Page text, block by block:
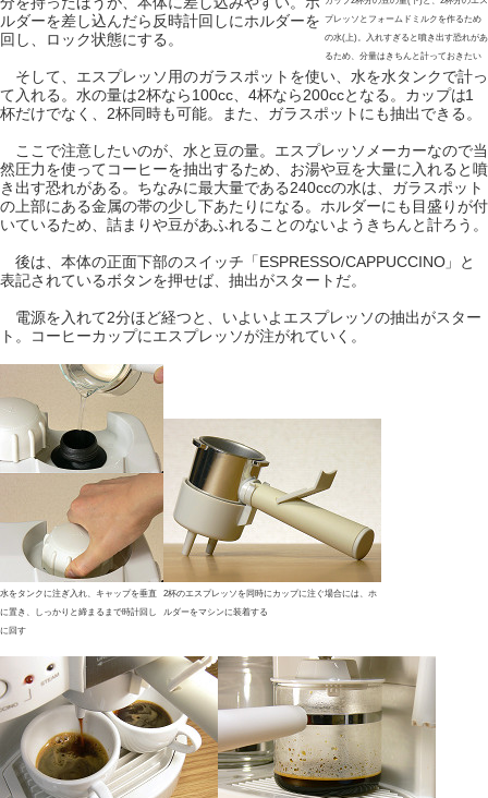
プレッソとフォームドミルクを作るため
の水(上)。入れすぎると噴き出す恐れがあ
るため、分量はきちんと計っておきたい
ルダーを差し込んだら反時計回しにホルダーを
回し、ロック状態にする。
そして、エスプレッソ用のガラスポットを使い、水を水タンクで計っ
て入れる。水の量は2杯なら100cc、4杯なら200ccとなる。カップは1
杯だけでなく、2杯同時も可能。また、ガラスポットにも抽出できる。
ここで注意したいのが、水と豆の量。エスプレッソメーカーなので当
然圧力を使ってコーヒーを抽出するため、お湯や豆を大量に入れると噴
き出す恐れがある。ちなみに最大量である240ccの水は、ガラスポット
の上部にある金属の帯の少し下あたりになる。ホルダーにも目盛りが付
いているため、詰まりや豆があふれることのないようきちんと計ろう。
後は、本体の正面下部のスイッチ「ESPRESSO/CAPPUCCINO」と
表記されているボタンを押せば、抽出がスタートだ。
電源を入れて2分ほど経つと、いよいよエスプレッソの抽出がスター
ト。コーヒーカップにエスプレッソが注がれていく。
水をタンクに注ぎ入れ、キャップを垂直
に置き、しっかりと締まるまで時計回し
に回す
2杯のエスプレッソを同時にカップに注ぐ場合には、ホ
ルダーをマシンに装着する